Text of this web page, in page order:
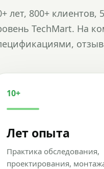
лет, 800+
TechMart. На
10+
Лет опыта
Практика обследования,
проектирования,